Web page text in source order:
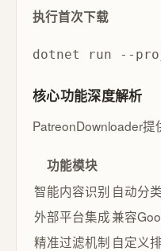
执行首次下载
dotnet run --
核心功能深度解析
PatreonDownloader提
功能模块
智能内容识别 自动分
外部平台集成兼容
精准过滤机制 自定义